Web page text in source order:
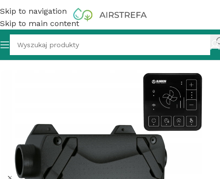
Skip to navigation
Skip to main content
wentylacyjna BLAUBERG Reneo-Fit D 100 VG, WI-FI